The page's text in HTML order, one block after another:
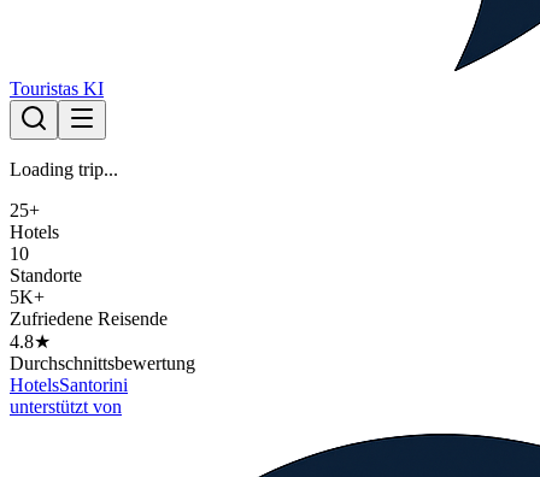
Touristas KI
Loading trip...
25+
Hotels
10
Standorte
5K+
Zufriedene Reisende
4.8★
Durchschnittsbewertung
HotelsSantorini
unterstützt von